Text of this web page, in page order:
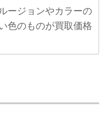
ージョンやカラーの
色のものが買取価格